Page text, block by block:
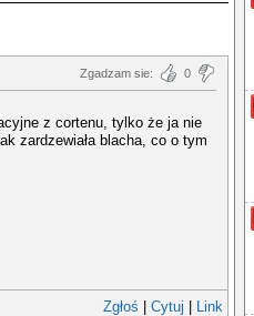
Zgadzam sie: 0
z cortenu, tylko że ja nie
zardzewiała blacha, co o tym
Zgłoś Cytuj Link